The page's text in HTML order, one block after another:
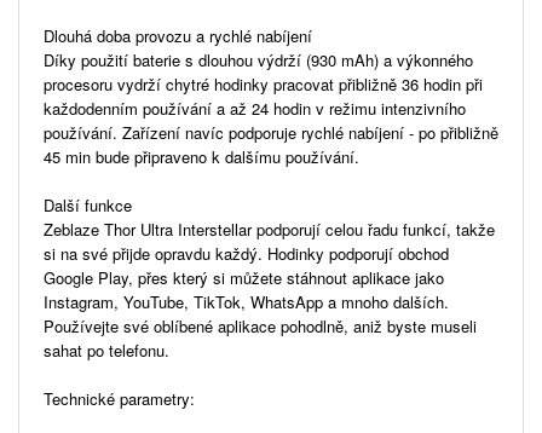
Dlouhá doba provozu a rychlé nabíjení
Díky použití baterie s dlouhou výdrží (930 mAh) a výkonného
procesoru vydrží chytré hodinky pracovat přibližně 36 hodin při
každodenním používání a až 24 hodin v režimu intenzivního
používání. Zařízení navíc podporuje rychlé nabíjení - po přibližně
45 min bude připraveno k dalšímu používání.
Další funkce
Zeblaze Thor Ultra Interstellar podporují celou řadu funkcí, takže
si na své přijde opravdu každý. Hodinky podporují obchod
Google Play, přes který si můžete stáhnout aplikace jako
Instagram, YouTube, TikTok, WhatsApp a mnoho dalších.
Používejte své oblíbené aplikace pohodlně, aniž byste museli
sahat po telefonu.
Technické parametry: